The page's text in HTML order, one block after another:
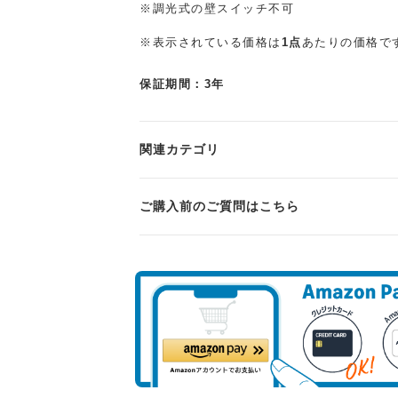
※調光式の壁スイッチ不可
※表示されている価格は 1点あたりの価格で
保証期間：3年
関連カテゴリ
ご購入前のご質問はこちら